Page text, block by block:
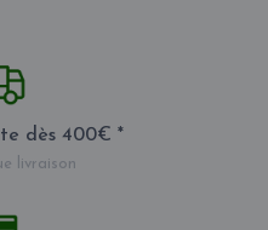
dès 400€ *
livraison